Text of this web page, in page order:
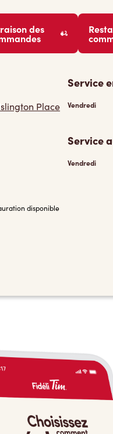
des
Place
disponible
Service
Vendredi
Service
Vendredi